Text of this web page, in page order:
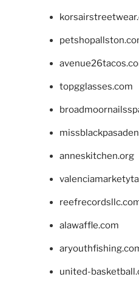
topgglasses.com
anneskitchen.org
alawaffle.com
united-